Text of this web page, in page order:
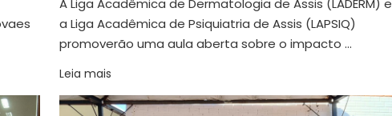
A Liga Acadêmica de Dermatologia de Assis (LADERM) e
a Liga Acadêmica de Psiquiatria de Assis (LAPSIQ)
promoverão uma aula aberta sobre o impacto ...
Leia mais